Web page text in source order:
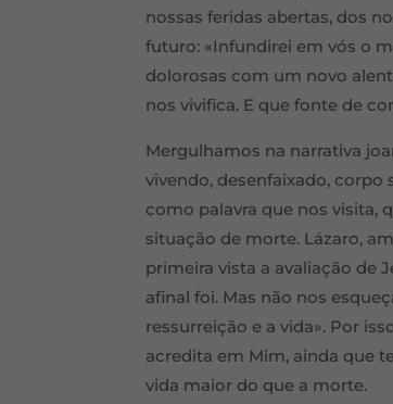
nossas feridas abertas, dos
futuro: «Infundirei em vós o
dolorosas com um novo
nos vivifica. E que fonte de
Mergulhamos na narrativa
vivendo, desenfaixado,
como palavra que nos visita,
situação de morte. Lázaro,
primeira vista a avaliação de
afinal foi. Mas não nos
ressurreição e a vida». Por
acredita em Mim, ainda que
vida maior do que a morte.